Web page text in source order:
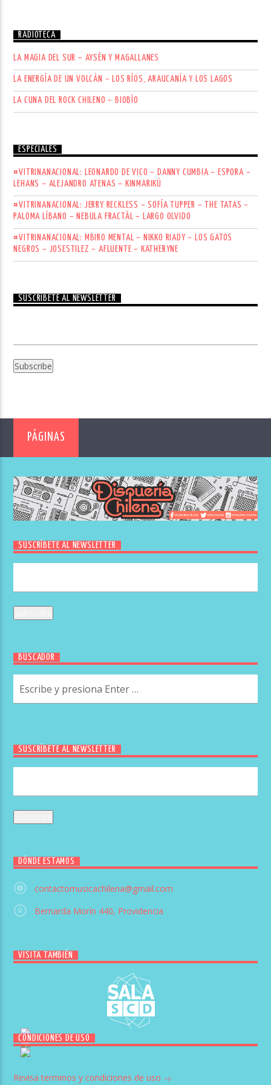
RADIOTECA
LA MAGIA DEL SUR – AYSÉN Y MAGALLANES
LA ENERGÍA DE UN VOLCÁN – LOS RÍOS, ARAUCANÍA Y LOS LAGOS
LA CUNA DEL ROCK CHILENO – BIOBÍO
ESPECIALES
#VITRINANACIONAL: LEONARDO DE VICO – DANNY CUMBIA – ESPORA –
LEHANS – ALEJANDRO ATENAS – KINMARIKÚ
#VITRINANACIONAL: JERRY RECKLESS – SOFÍA TUPPER – THE TATAS –
PALOMA LÍBANO – NEBULA FRACTÄL – LARGO OLVIDO
#VITRINANACIONAL: MBIRO MENTAL – NIKKO RIADY – LOS GATOS
NEGROS – JOSESTILEZ – AFLUENTE – KATHERYNE
SUSCRÍBETE AL NEWSLETTER
PÁGINAS
SUSCRÍBETE AL NEWSLETTER
BUSCADOR
SUSCRÍBETE AL NEWSLETTER
DÓNDE ESTAMOS
contactomusicachilena@gmail.com
Bernarda Morín 440, Providencia
VISITA TAMBIÉN
CONDICIONES DE USO
Revisa terminos y condiciones de uso